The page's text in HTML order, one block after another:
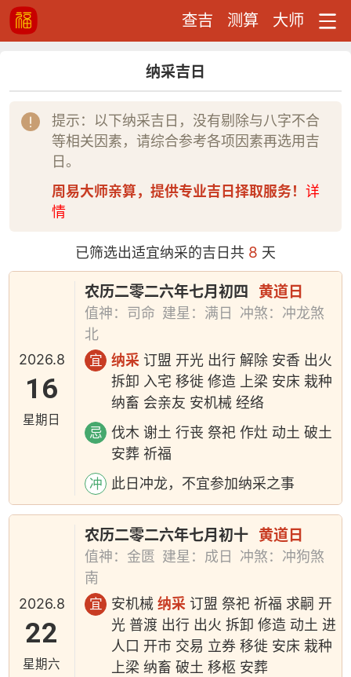
查吉 测算 大师
纳采吉日
提示：以下纳采吉日，没有剔除与八字不合
等相关因素，请综合参考各项因素再选用吉
日。
周易大师亲算，提供专业吉日择取服务！ 详
情
已筛选出适宜纳采的吉日共 8 天
2026.8
16
星期日
农历二零二六年七月初四 黄道日
值神：司命 建星：满日
冲煞：冲龙煞
北
宜 纳采 订盟 开光 出行 解除 安香 出火
拆卸 入宅 移徙 修造 上梁 安床 栽种
纳畜 会亲友 安机械 经络
忌
伐木 谢土 行丧 祭祀 作灶 动土 破土
安葬 祈福
冲 此日冲龙，不宜参加纳采之事
2026.8
22
星期六
农历二零二六年七月初十 黄道日
值神：金匮 建星：成日
冲煞：冲狗煞
南
宜 安机械纳采 订盟 祭祀 祈福 求嗣 开
光 普渡 出行 出火 拆卸 修造 动土 进
人口 开市 交易 立券 移徙 安床 栽种
上梁 纳畜 破土 移柩 安葬